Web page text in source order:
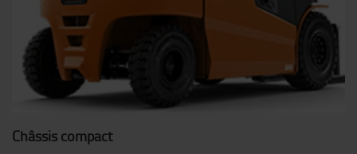
Châssis compact